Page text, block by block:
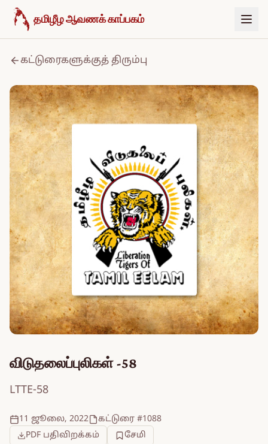
உள்ளடக்கத்திற்குச் செல்க
தமிழீழ ஆவணக் காப்பகம்
கட்டுரைகளுக்குத் திரும்பு
விடுதலைப்புலிகள் -58
LTTE-58
11 ஜூலை, 2022
கட்டுரை #1088
PDF பதிவிறக்கம்
சேமி